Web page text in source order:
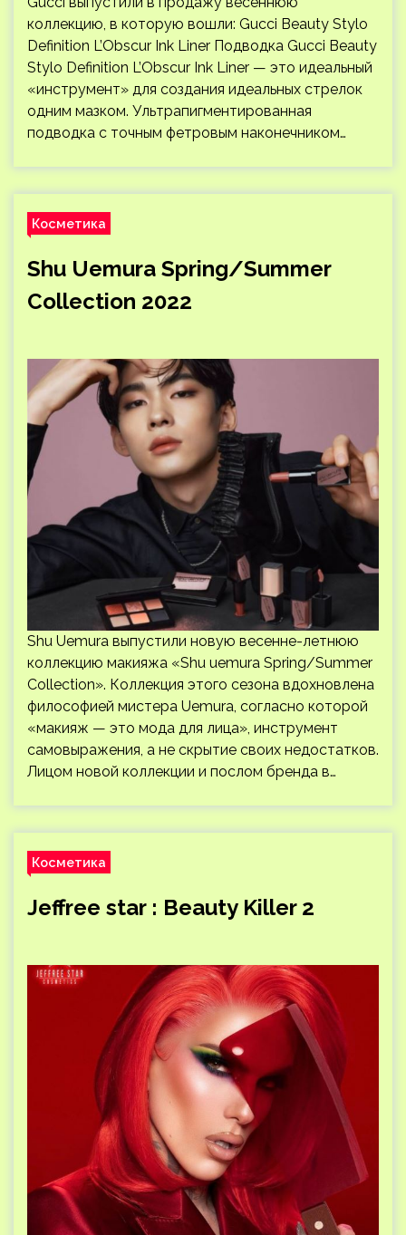
коллекцию, в которую вошли: Gucci Beauty Stylo
Definition L’Obscur Ink Liner Подводка Gucci Beauty
Stylo Definition L’Obscur Ink Liner — это идеальный
«инструмент» для создания идеальных стрелок
одним мазком. Ультрапигментированная
подводка с точным фетровым наконечником…
Косметика
Shu Uemura Spring/Summer
Collection 2022
Shu Uemura выпустили новую весенне-летнюю
коллекцию макияжа «Shu uemura Spring/Summer
Collection». Коллекция этого сезона вдохновлена ​​
философией мистера Uemura, согласно которой
«макияж — это мода для лица», инструмент
самовыражения, а не скрытие своих недостатков.
Лицом новой коллекции и послом бренда в…
Косметика
Jeffree star : Beauty Killer 2